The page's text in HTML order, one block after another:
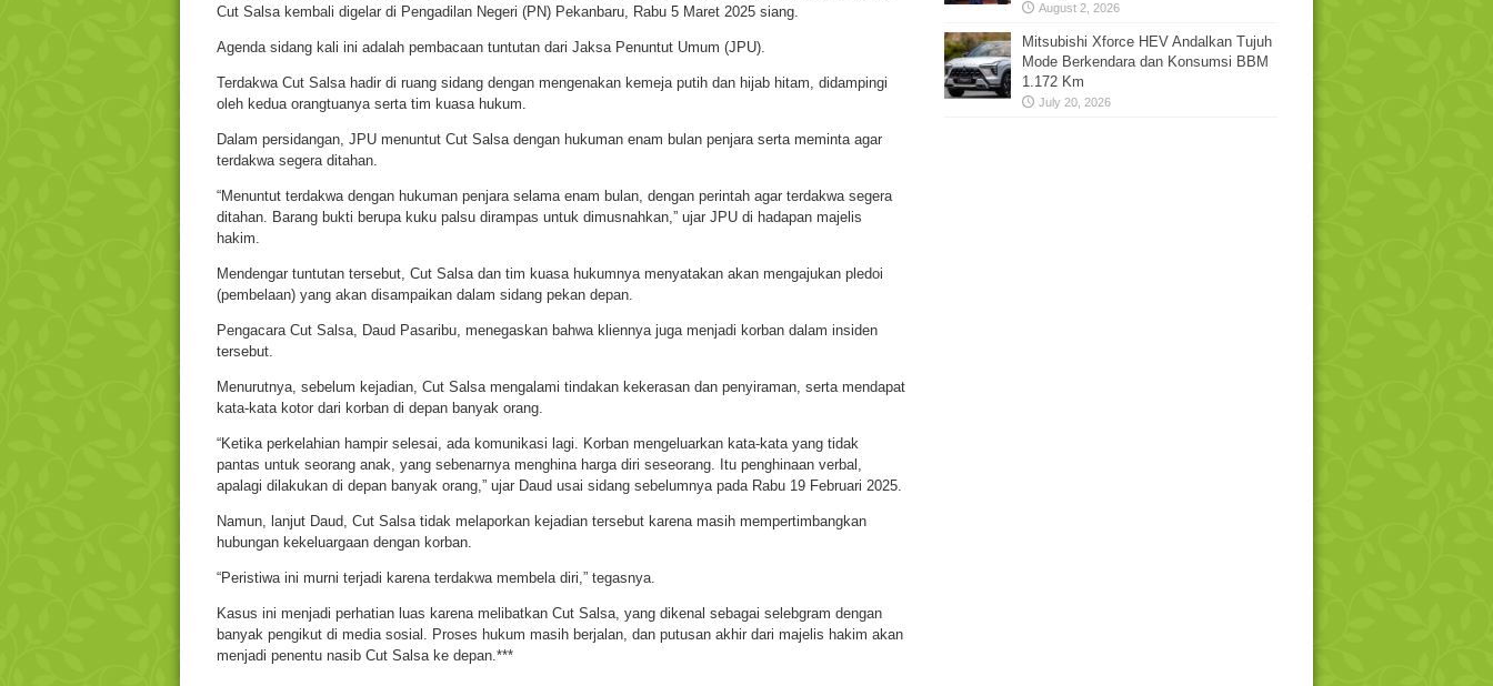
Cut Salsa kembali digelar di Pengadilan Negeri (PN) Pekanbaru, Rabu 5 Maret 2025 siang.
Agenda sidang kali ini adalah pembacaan tuntutan dari Jaksa Penuntut Umum (JPU).
Terdakwa Cut Salsa hadir di ruang sidang dengan mengenakan kemeja putih dan hijab hitam, didampingi
oleh kedua orangtuanya serta tim kuasa hukum.
Dalam persidangan, JPU menuntut Cut Salsa dengan hukuman enam bulan penjara serta meminta agar
terdakwa segera ditahan.
“Menuntut terdakwa dengan hukuman penjara selama enam bulan, dengan perintah agar terdakwa segera
ditahan. Barang bukti berupa kuku palsu dirampas untuk dimusnahkan,” ujar JPU di hadapan majelis
hakim.
Mendengar tuntutan tersebut, Cut Salsa dan tim kuasa hukumnya menyatakan akan mengajukan pledoi
(pembelaan) yang akan disampaikan dalam sidang pekan depan.
Pengacara Cut Salsa, Daud Pasaribu, menegaskan bahwa kliennya juga menjadi korban dalam insiden
tersebut.
Menurutnya, sebelum kejadian, Cut Salsa mengalami tindakan kekerasan dan penyiraman, serta mendapat
kata-kata kotor dari korban di depan banyak orang.
“Ketika perkelahian hampir selesai, ada komunikasi lagi. Korban mengeluarkan kata-kata yang tidak
pantas untuk seorang anak, yang sebenarnya menghina harga diri seseorang. Itu penghinaan verbal,
apalagi dilakukan di depan banyak orang,” ujar Daud usai sidang sebelumnya pada Rabu 19 Februari 2025.
Namun, lanjut Daud, Cut Salsa tidak melaporkan kejadian tersebut karena masih mempertimbangkan
hubungan kekeluargaan dengan korban.
“Peristiwa ini murni terjadi karena terdakwa membela diri,” tegasnya.
Kasus ini menjadi perhatian luas karena melibatkan Cut Salsa, yang dikenal sebagai selebgram dengan
banyak pengikut di media sosial. Proses hukum masih berjalan, dan putusan akhir dari majelis hakim akan
menjadi penentu nasib Cut Salsa ke depan.***
August 2, 2026
Mitsubishi Xforce HEV Andalkan Tujuh
Mode Berkendara dan Konsumsi BBM
1.172 Km
July 20, 2026